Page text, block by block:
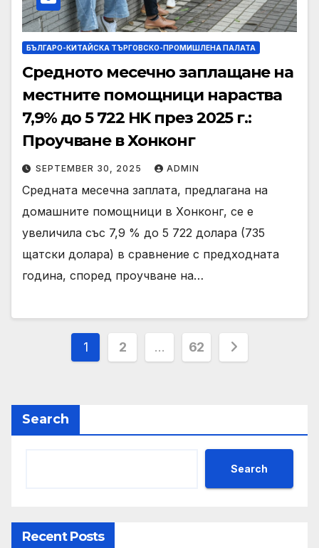
БЪЛГАРО-КИТАЙСКА ТЪРГОВСКО-ПРОМИШЛЕНА ПАЛАТА
Средното месечно заплащане на
местните помощници нараства
7,9% до 5 722 HK през 2025 г.:
Проучване в Хонконг
SEPTEMBER 30, 2025 ADMIN
Средната месечна заплата, предлагана на
домашните помощници в Хонконг, се е
увеличила със 7,9 % до 5 722 долара (735
щатски долара) в сравнение с предходната
година, според проучване на…
Posts
1 2 … 62
Search
Search
Recent Posts